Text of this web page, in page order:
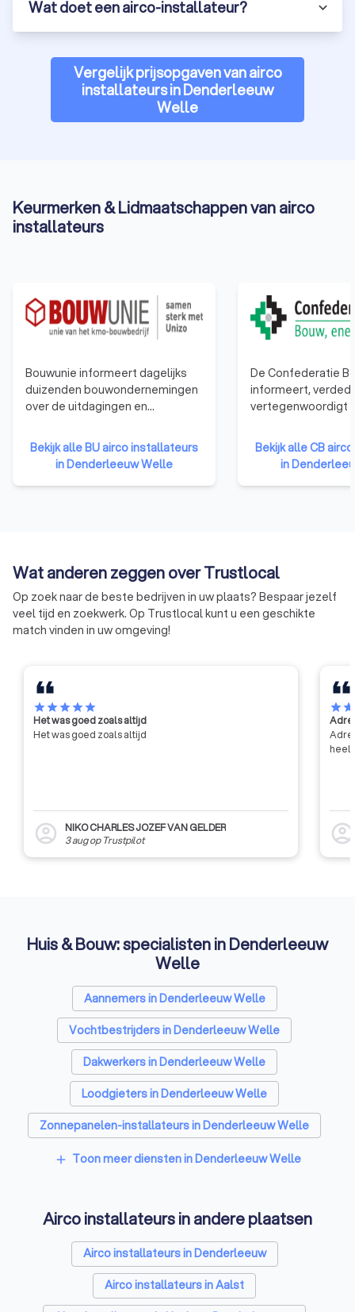
Wat doet een airco-installateur?
Vergelijk prijsopgaven van airco
installateurs in Denderleeuw
Welle
Keurmerken & Lidmaatschappen van airco
installateurs
Bouwunie informeert dagelijks
duizenden bouwondernemingen
over de uitdagingen en
Bouwunie is er voor alle kmo-
bedrijven en zelfstandige
ondernemers uit de bouwsector.
We behartigen de belangen bij
Bekijk alle BU airco installateurs
in Denderleeuw Welle
De Confederatie
informeert,
vertegenwoordigt
éénmanszaken
bedrijven. De
vertegenwoordigt
ondernemingen
Bekijk alle CB
in
Wat anderen zeggen over Trustlocal
Op zoek naar de beste bedrijven in uw plaats? Bespaar jezelf
veel tijd en zoekwerk. Op Trustlocal kunt u een geschikte
match vinden in uw omgeving!
starstarstarstarstar
Het was goed zoals altijd
Het was goed zoals altijd
account_circle
NIKO CHARLES JOZEF VAN GELDER
3 augop Trustpilot
starstar
heel
account_circle
Huis & Bouw: specialisten in Denderleeuw
Welle
Aannemers in Denderleeuw Welle
Vochtbestrijders in Denderleeuw Welle
Dakwerkers in Denderleeuw Welle
Loodgieters in Denderleeuw Welle
Zonnepanelen-installateurs in Denderleeuw Welle
Vloerverwarming-installateurs in Denderleeuw Welle
Laadpaal installateurs in Denderleeuw Welle
Zonwering specialisten in Denderleeuw Welle
Schrijnwerkers in Denderleeuw Welle
add Toon meer diensten in Denderleeuw Welle
Airco installateurs in andere plaatsen
Airco installateurs in Denderleeuw
Airco installateurs in Aalst